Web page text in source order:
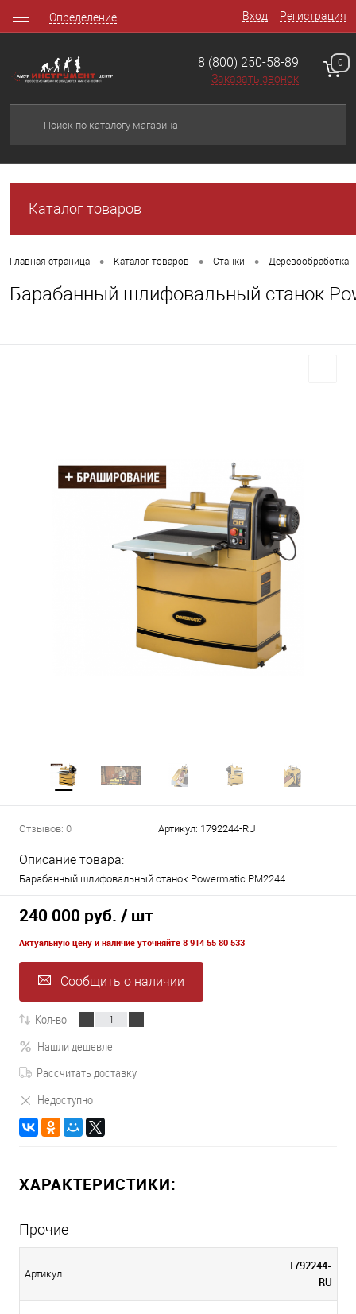
Вход Регистрация
Определение
8 (800) 250-58-89
Заказать звонок
0
Каталог товаров
Главная страница • Каталог товаров • Станки • Деревообработка
Барабанный шлифовальный станок
Отзывов: 0 Артикул: 1792244-RU
Описание товара:
Барабанный шлифовальный станок Powermatic PM2244
240 000 руб. / шт
Актуальную цену и наличие уточняйте 8 914 55 80 533
Сообщить о наличии
Кол-во:
Нашли дешевле
Рассчитать доставку
Недоступно
ХАРАКТЕРИСТИКИ:
Прочие
Артикул
1792244-
RU